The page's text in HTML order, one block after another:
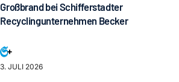
Großbrand bei Schifferstadter
Recyclingunternehmen Becker
3. JULI 2026